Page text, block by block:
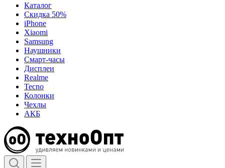
Каталог
Скидка 50%
iPhone
Xiaomi
Samsung
Наушники
Смарт-часы
Дисплеи
Realme
Tecno
Колонки
Чехлы
АКБ